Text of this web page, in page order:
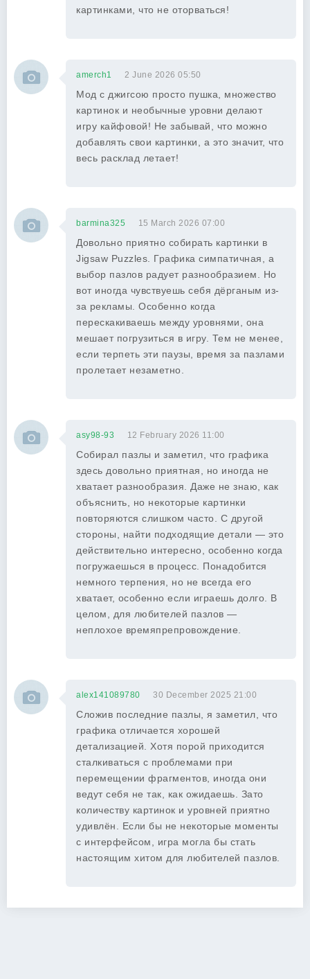
картинками, что не оторваться!
amerch1 2 June 2026 05:50
Мод с джигсою просто пушка, множество
картинок и необычные уровни делают
игру кайфовой! Не забывай, что можно
добавлять свои картинки, а это значит, что
весь расклад летает!
barmina325 15 March 2026 07:00
Довольно приятно собирать картинки в
Jigsaw Puzzles. Графика симпатичная, а
выбор пазлов радует разнообразием. Но
вот иногда чувствуешь себя дёрганым из-
за рекламы. Особенно когда
перескакиваешь между уровнями, она
мешает погрузиться в игру. Тем не менее,
если терпеть эти паузы, время за пазлами
пролетает незаметно.
asy98-93 12 February 2026 11:00
Собирал пазлы и заметил, что графика
здесь довольно приятная, но иногда не
хватает разнообразия. Даже не знаю, как
объяснить, но некоторые картинки
повторяются слишком часто. С другой
стороны, найти подходящие детали — это
действительно интересно, особенно когда
погружаешься в процесс. Понадобится
немного терпения, но не всегда его
хватает, особенно если играешь долго. В
целом, для любителей пазлов —
неплохое времяпрепровождение.
alex141089780 30 December 2025 21:00
Сложив последние пазлы, я заметил, что
графика отличается хорошей
детализацией. Хотя порой приходится
сталкиваться с проблемами при
перемещении фрагментов, иногда они
ведут себя не так, как ожидаешь. Зато
количеству картинок и уровней приятно
удивлён. Если бы не некоторые моменты
с интерфейсом, игра могла бы стать
настоящим хитом для любителей пазлов.